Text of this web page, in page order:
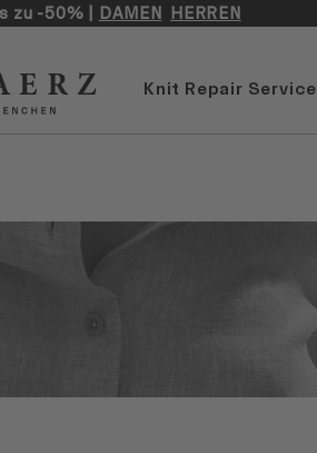
zu -50% | DAMEN HERREN
Knit Repair Service